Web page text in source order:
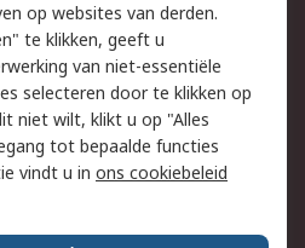
Email veiligheid
Websitevoorwaarden
op websites van derden.
te klikken, geeft u
van niet-essentiële
selecteren door te klikken op
niet wilt, klikt u op "Alles
tot bepaalde functies
vindt u in ons cookiebeleid